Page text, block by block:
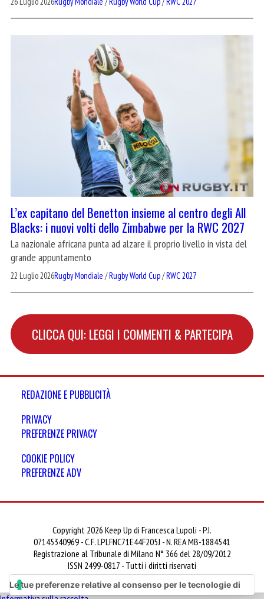
L’ex capitano del Benetton insieme al centro degli All
Blacks: i nuovi volti dello Zimbabwe per la RWC 2027
La nazionale africana punta ad alzare il proprio livello in vista del
grande appuntamento
22 Luglio 2026Rugby Mondiale /Rugby World Cup/RWC 2027
CLICCA QUI: LEGGI I COMMENTI & PARTECIPA
REDAZIONE E PUBBLICITÀ
PRIVACY
PREFERENZE PRIVACY
COOKIE POLICY
PREFERENZE ADV
Copyright 2026 Keep Up di Francesca Lupoli - P.I.
07145340969 - C.F. LPLFNC71E44F205J - N. REA MB-1884541
Registrazione al Tribunale di Milano N° 366 del 28/09/2012
ISSN 2499-0817 - Tutti i diritti riservati
Le tue preferenze relative al consenso per le tecnologie di